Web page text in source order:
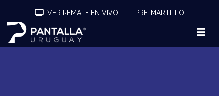
VER REMATE EN VIVO PRE-MARTILLO